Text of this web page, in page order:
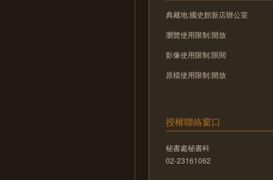
典藏地:國史館新店辦公室
瀏覽使用限制:開放
影像使用限制:限閱
原檔使用限制:開放
授權聯絡窗口
秘書處秘書科
02-23161062